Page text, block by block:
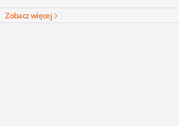
Zobacz więcej